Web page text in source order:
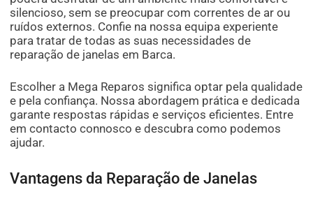
silencioso, sem se preocupar com correntes de ar ou
ruídos externos. Confie na nossa equipa experiente
para tratar de todas as suas necessidades de
reparação de janelas em Barca.
Escolher a Mega Reparos significa optar pela qualidade
e pela confiança. Nossa abordagem prática e dedicada
garante respostas rápidas e serviços eficientes. Entre
em contacto connosco e descubra como podemos
ajudar.
Vantagens da Reparação de Janelas